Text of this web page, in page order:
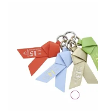
大野雄大グッズ
花村想太｜
和田颯｜Wagic